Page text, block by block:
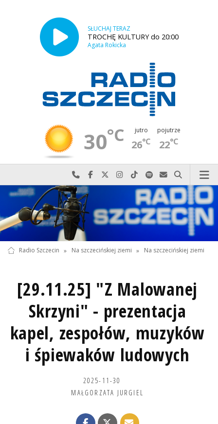
SŁUCHAJ TERAZ
TROCHĘ KULTURY do 20:00
Agata Rokicka
30°C jutro
26°C
pojutrze
22°C
Najlepiej po prostu do nas zadzwoń
Odwiedź nas na Facebook-u
Odwiedź nas na X
Odwiedź nas na Instagram-ie
Odwiedź nas na TikTok-u
Szukaj nas na Spotify
Wyślij do nas
Szukaj
Radio Szczecin » Na szczecińskiej ziemi » Na szczecińskiej ziemi
[29.11.25] "Z Malowanej
Skrzyni" - prezentacja
kapel, zespołów, muzyków
i śpiewaków ludowych
2025-11-30
MAŁGORZATA JURGIEL